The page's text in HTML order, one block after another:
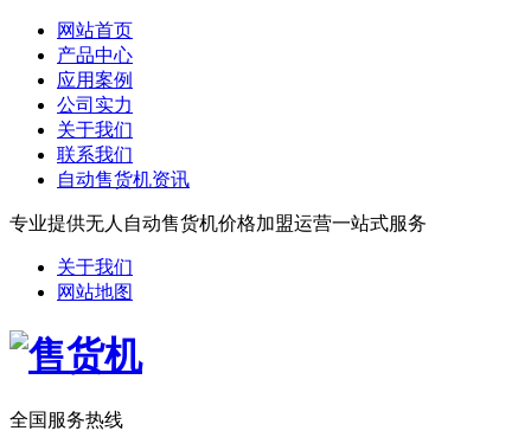
网站首页
产品中心
应用案例
公司实力
关于我们
联系我们
自动售货机资讯
专业提供无人自动售货机价格加盟运营一站式服务
关于我们
网站地图
全国服务热线